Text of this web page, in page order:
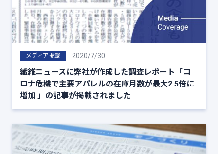
メディア掲載 2020/7/30
繊維ニュースに弊社が作成した調査レポート「コ
ロナ危機で主要アパレルの在庫月数が最大2.5倍に
増加 」の記事が掲載されました